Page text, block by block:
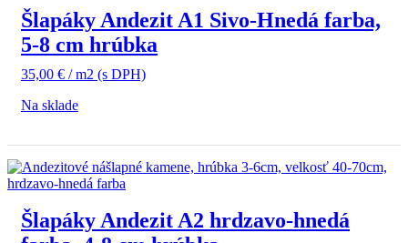
Šlapáky Andezit A1 Sivo-Hnedá farba,
5-8 cm hrúbka
35,00 € / m2 (s DPH)
Na sklade
Šlapáky Andezit A2 hrdzavo-hnedá